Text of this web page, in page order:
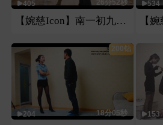
405 26分52秒
【婉慈Icon】南一初九暴力踢踹
534
200钻
204 18分05秒 153